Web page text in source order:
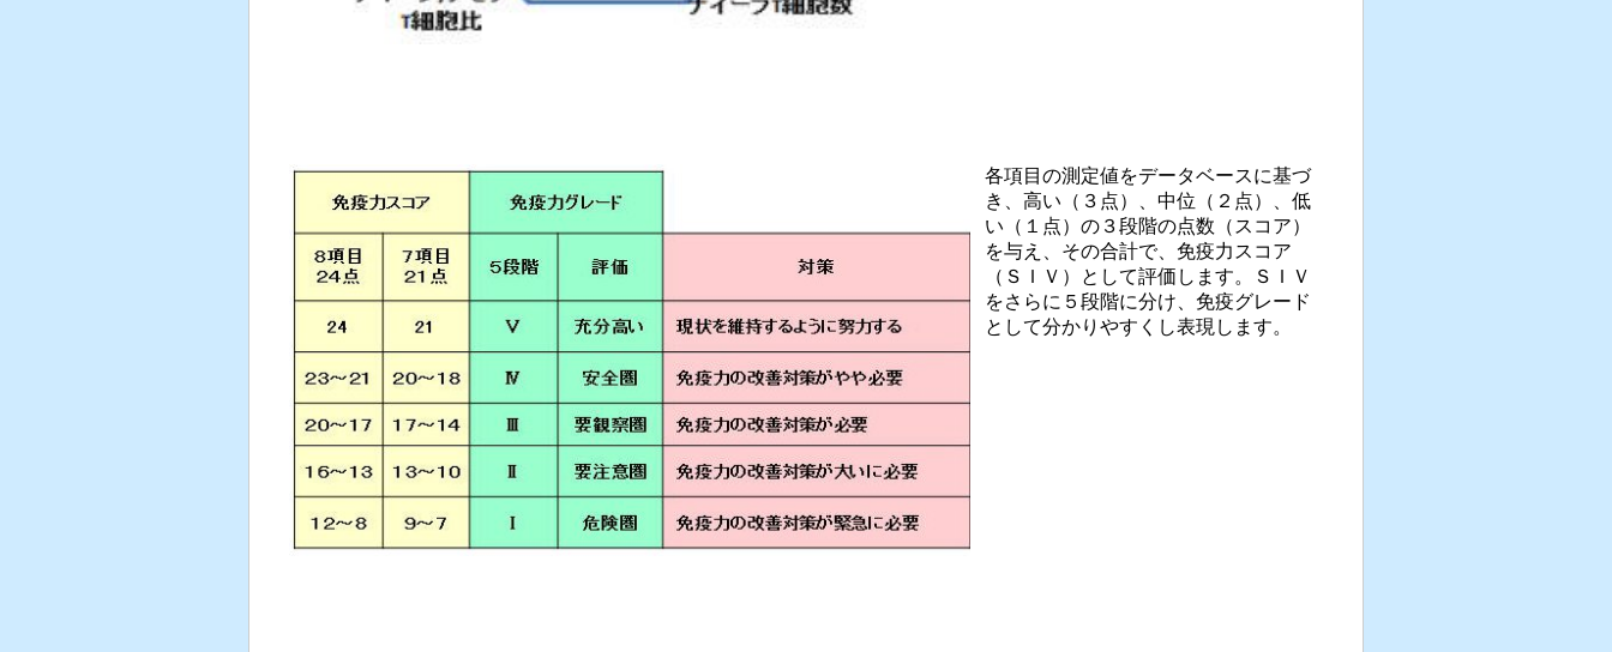
各項目の測定値をデータベースに基づ
き、高い（３点）、中位（２点）、低
い（１点）の３段階の点数（スコア）
を与え、その合計で、免疫力スコア
（ＳＩＶ）として評価します。ＳＩＶ
をさらに５段階に分け、免疫グレード
として分かりやすくし表現します。